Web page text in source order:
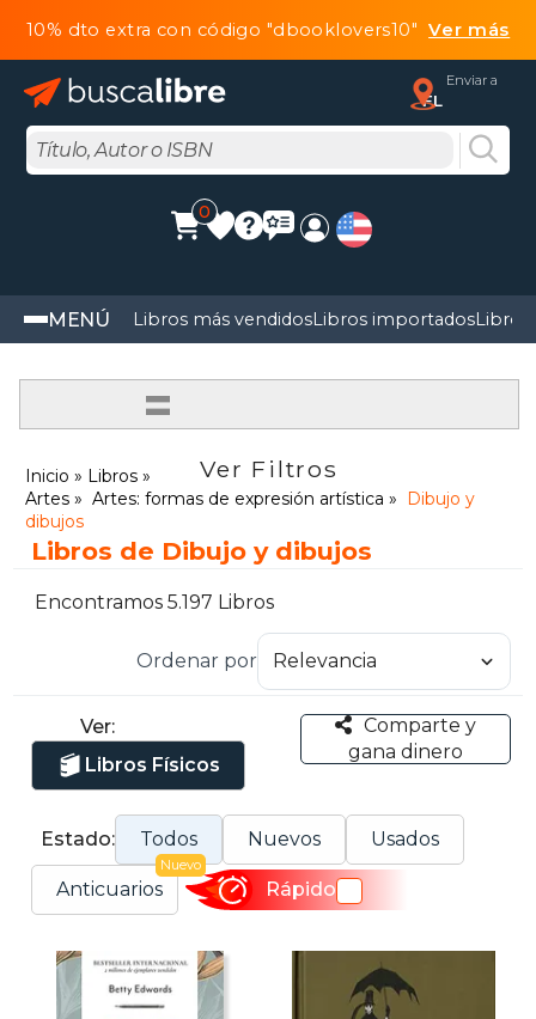
10% dto extra con código "dbooklovers10"Ver más
Enviar a
FL
0
MENÚ Libros más vendidosLibros importadosLibros
=
Ver Filtros
Inicio
Libros
Artes
Artes: formas de expresión artística
Dibujo y
dibujos
Libros de Dibujo y dibujos
Encontramos 5.197 Libros
Ordenar por
Ver:
Libros Físicos
Comparte y
gana dinero
Estado: Todos Nuevos Usados
Anticuarios
Nuevo
Rápido